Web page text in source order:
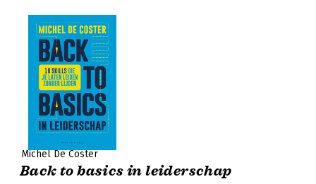
Michel De Coster
Back to basics in leiderschap